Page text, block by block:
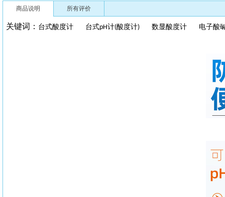
商品说明 所有评价
关键词： 台式酸度计 台式pH计(酸度计) 数显酸度计 电子酸